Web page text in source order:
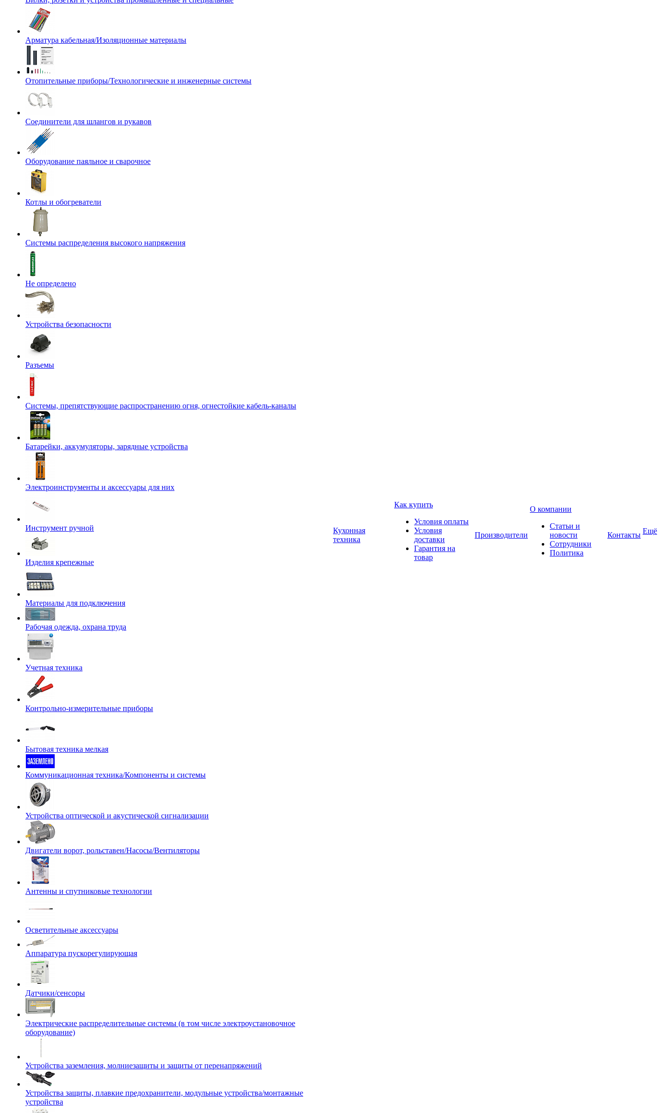
Арматура кабельная/Изоляционные материалы
Отопительные приборы/Технологические и инженерные системы
Соединители для шлангов и рукавов
Оборудование паяльное и сварочное
Котлы и обогреватели
Системы распределения высокого напряжения
Не определено
Устройства безопасности
Разъемы
Системы, препятствующие распространению огня, огнестойкие кабель-каналы
Батарейки, аккумуляторы, зарядные устройства
Электроинструменты и аксессуары для них
Инструмент ручной
Изделия крепежные
Материалы для подключения
Рабочая одежда, охрана труда
Учетная техника
Контрольно-измерительные приборы
Бытовая техника мелкая
Коммуникационная техника/Компоненты и системы
Устройства оптической и акустической сигнализации
Двигатели ворот, рольставен/Насосы/Вентиляторы
Антенны и спутниковые технологии
Осветительные аксессуары
Аппаратура пускорегулирующая
Датчики/сенсоры
Электрические распределительные системы (в том числе электроустановочное
оборудование)
Устройства заземления, молниезащиты и защиты от перенапряжений
Устройства защиты, плавкие предохранители, модульные устройства/монтажные
устройства
Кухонная
техника
Как купить
Условия оплаты
Условия
доставки
Гарантия на
товар
Производители
О компании
Статьи и
новости
Сотрудники
Политика
Контакты Ещё